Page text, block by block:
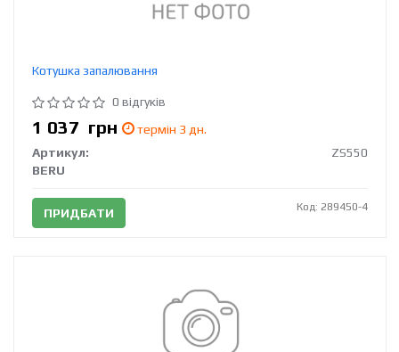
Котушка запалювання
0 відгуків
1 037 грн
термін 3 дн.
Артикул:
ZS550
BERU
ПРИДБАТИ Код: 289450-4